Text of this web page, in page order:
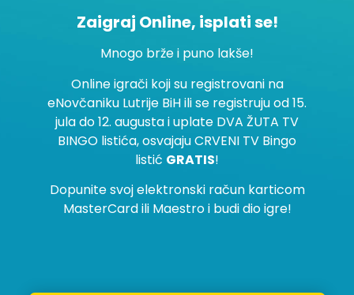
Zaigraj Online, isplati se!
Mnogo brže i puno lakše!
Online igrači koji su registrovani na
eNovčaniku Lutrije BiH ili se registruju od 15.
jula do 12. augusta i uplate DVA ŽUTA TV
BINGO listića, osvajaju CRVENI TV Bingo
listić GRATIS!
Dopunite svoj elektronski račun karticom
MasterCard ili Maestro i budi dio igre!